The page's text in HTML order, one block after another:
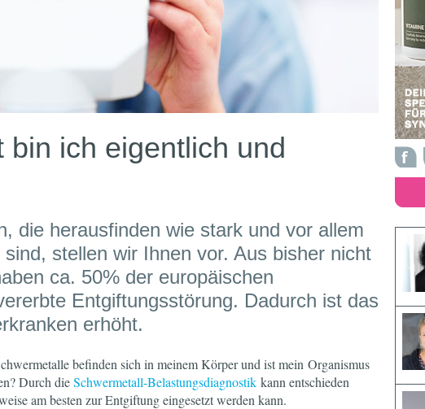
bin ich eigentlich und
die herausfinden wie stark und vor allem
stellen wir Ihnen vor. Aus bisher nicht
ca. 50% der europäischen
Entgiftungsstörung. Dadurch ist das
erhöht.
befinden sich in meinem Körper und ist mein Organismus
Durch dieSchwermetall-Belastungsdiagnostik kann entschieden
am besten zur Entgiftung eingesetzt werden kann.